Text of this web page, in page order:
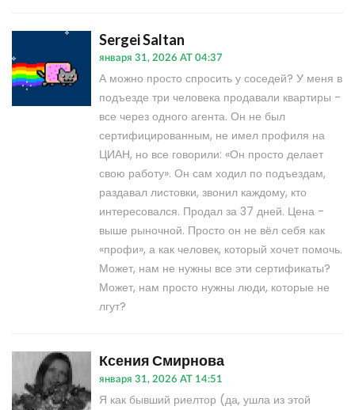
Sergei Saltan
января 31, 2026 AT 04:37
А можно просто спросить у соседей? У меня в
подъезде три человека продавали квартиры -
все через одного агента. Он не был
сертифицированным, не имел профиля на
ЦИАН, но все говорили: «Он просто делает
свою работу». Он сам ходил по подъездам,
раздавал листовки, звонил каждому, кто
интересовался. Продал за 37 дней. Цена -
выше рыночной. Просто он не вёл себя как
«профи», а как человек, который хочет помочь.
Может, нам не нужны все эти сертификаты?
Может, нам просто нужны люди, которые не
лгут?
Ксения Смирнова
января 31, 2026 AT 14:51
Я как бывший риелтор (да, ушла из этой